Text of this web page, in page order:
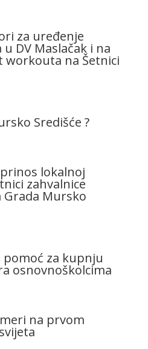
za uređenje
DV Maslačak i na
na Šetnici
Središće ?
lokalnoj
zahvalnice
Mursko
pomoć za kupnju
osnovnoškolcima
na prvom